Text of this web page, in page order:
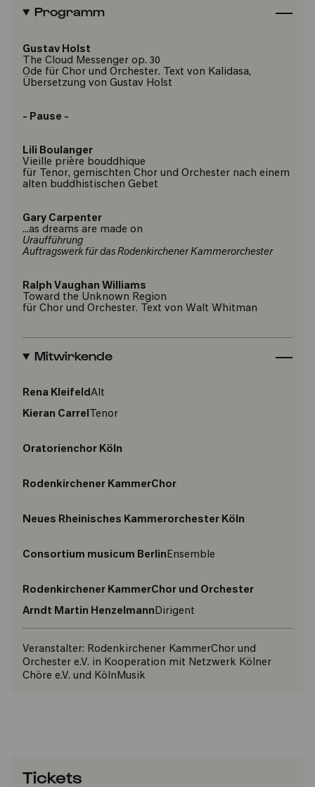
Programm
Gustav Holst
The Cloud Messenger op. 30
Ode für Chor und Orchester. Text von Kalidasa,
Übersetzung von Gustav Holst
- Pause -
Lili Boulanger
Vieille prière bouddhique
für Tenor, gemischten Chor und Orchester nach einem
alten buddhistischen Gebet
Gary Carpenter
...as dreams are made on
Uraufführung
Auftragswerk für das Rodenkirchener Kammerorchester
Ralph Vaughan Williams
Toward the Unknown Region
für Chor und Orchester. Text von Walt Whitman
Mitwirkende
Rena KleifeldAlt
Kieran Carrel Tenor
Oratorienchor Köln
Rodenkirchener KammerChor
Neues Rheinisches Kammerorchester Köln
Consortium musicum BerlinEnsemble
Rodenkirchener KammerChor und Orchester
Arndt Martin HenzelmannDirigent
Veranstalter: Rodenkirchener KammerChor und
Orchester e.V. in Kooperation mit Netzwerk Kölner
Chöre e.V. und KölnMusik
Tickets